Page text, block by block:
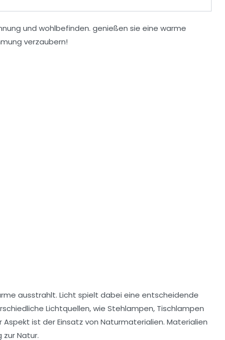
ausstrahlt. Licht spielt dabei eine entscheidende
Lichtquellen, wie Stehlampen, Tischlampen
ist der Einsatz von Naturmaterialien. Materialien
zur Natur.